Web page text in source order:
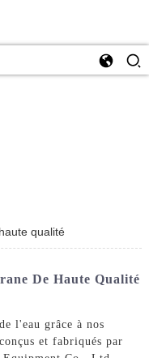
qualité
De Haute Qualité
l'eau grâce à nos
et fabriqués par